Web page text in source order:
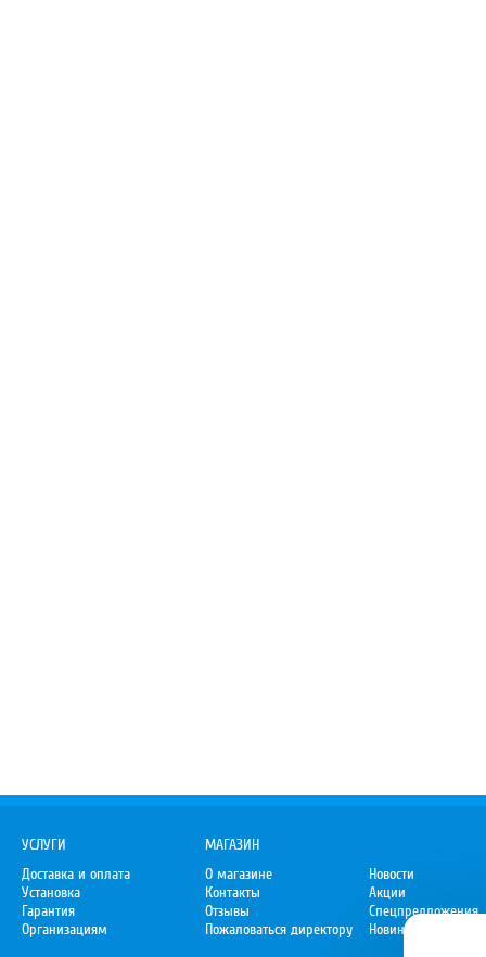
УСЛУГИ
Доставка и оплата
Установка
Гарантия
Организациям
МАГАЗИН
О магазине
Контакты
Отзывы
Пожаловаться директору
Новости
Акции
Спецпредложения
Новинки